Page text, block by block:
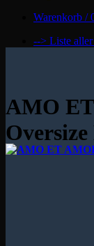
Warenkorb /
--> Liste
AMO